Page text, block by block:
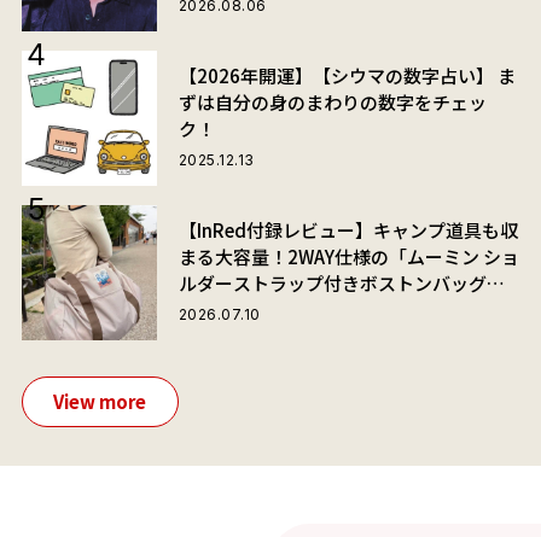
2026.08.06
【2026年開運】【シウマの数字占い】 ま
ずは自分の身のまわりの数字をチェッ
ク！
2025.12.13
【InRed付録レビュー】キャンプ道具も収
まる大容量！2WAY仕様の「ムーミン ショ
ルダーストラップ付きボストンバッグ」
が夏旅におすすめな理由
2026.07.10
View more